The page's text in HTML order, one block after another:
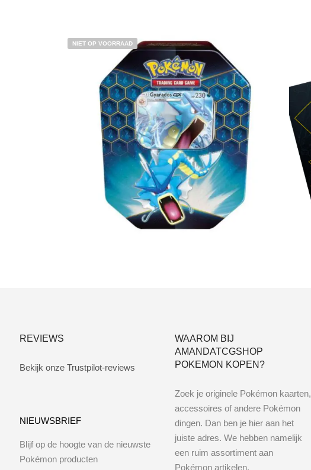
NIET OP VOORRAAD
€4.00
REVIEWS
Bekijk onze Trustpilot-reviews
NIEUWSBRIEF
Blijf op de hoogte van de nieuwste
Pokémon producten
WAAROM BIJ
AMANDATCGSHOP
POKEMON KOPEN?
Zoek je originele Pokémon kaarten,
accessoires of andere Pokémon
dingen. Dan ben je hier aan het
juiste adres. We hebben namelijk
een ruim assortiment aan
Pokémon artikelen.